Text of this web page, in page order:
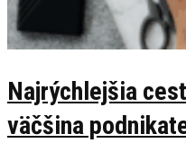
Najrýchlejšia
väčšina